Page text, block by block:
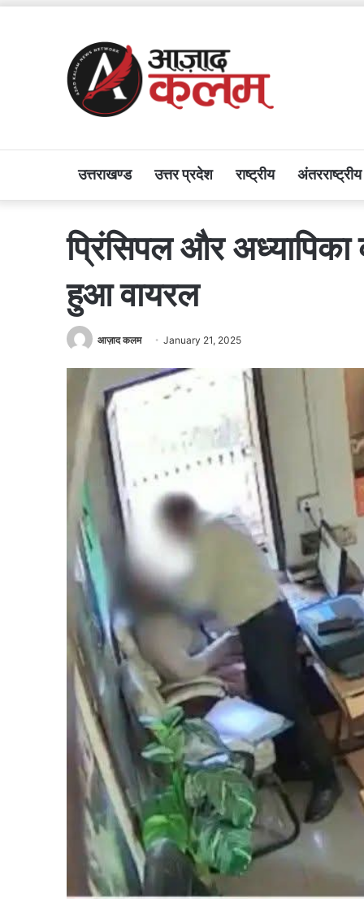
उत्तराखण्ड उत्तर प्रदेश राष्ट्रीय अंतरराष्ट्रीय
प्रिंसिपल और अध्यापिका
हुआ वायरल
आज़ाद कलम January 21, 2025